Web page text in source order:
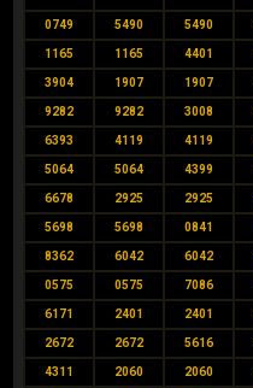
0749 5490 5490
1165 1165 4401
3904 1907 1907
9282 9282 3008
6393 4119 4119
5064 5064 4399
6678 2925 2925
5698 5698 0841
8362 6042 6042
0575 0575 7086
6171 2401 2401
2672 2672 5616
4311 2060 2060